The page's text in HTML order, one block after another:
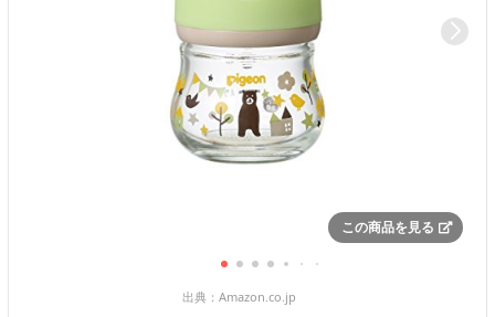
この商品を見る
出典： Amazon.co.jp